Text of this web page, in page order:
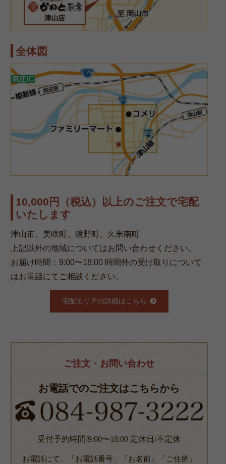
全体図
10,000円（税込）以上のご注文で宅配
いたします
津山市、美咲町、鏡野町、久米南町
上記以外の地域についてはお問い合わせください。
お届け時間：9:00〜18:00 時間外の受け取りについて
はお電話にてご相談ください。
宅配エリアの詳細はこちら
ご注文・お問い合わせ
お電話でのご注文はこちらから
受付予約時間/9:00〜18:00 定休日/不定休
お電話にて、「お電話番号」「お名前」「ご住所」